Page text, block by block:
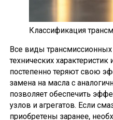
Классификация
Все виды
технических
постепенно теряют свою
замена на масла с
позволяет обеспечить
узлов и агрегатов. Если
приобретены заранее,